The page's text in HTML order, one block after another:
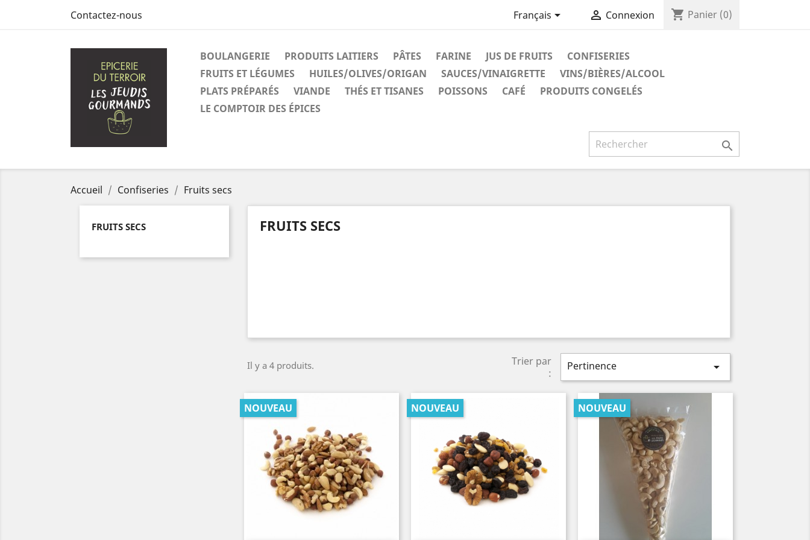
Contactez-nous Français  Connexion shopping_cart Panier (0)
BOULANGERIE PRODUITS LAITIERS PÂTES FARINE JUS DE FRUITS
CONFISERIES
FRUITS ET LÉGUMES
HUILES/OLIVES/ORIGAN SAUCES/VINAIGRETTE
VINS/BIÈRES/ALCOOL
PLATS PRÉPARÉS
VIANDE THÉS ET TISANES POISSONS CAFÉ
PRODUITS CONGELÉS
LE COMPTOIR DES ÉPICES

Accueil Confiseries Fruits secs
FRUITS SECS FRUITS SECS
Il y a 4 produits.
Trier par
:
Pertinence 
NOUVEAU NOUVEAU NOUVEAU